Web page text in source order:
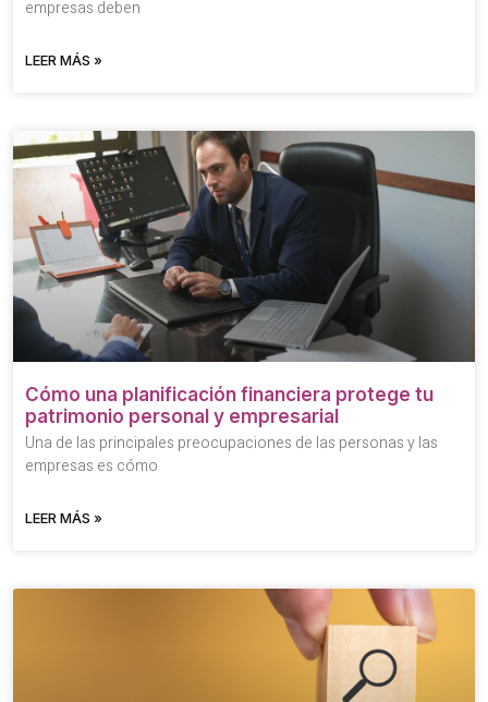
empresas deben
LEER MÁS »
Cómo una planificación financiera protege tu
patrimonio personal y empresarial
Una de las principales preocupaciones de las personas y las
empresas es cómo
LEER MÁS »